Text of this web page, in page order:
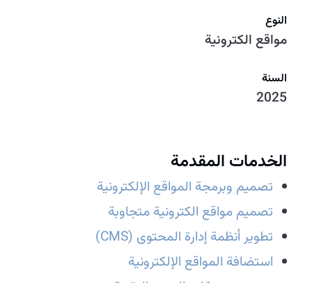
النوع
مواقع الكترونية
السنة
2025
الخدمات المقدمة
تصميم وبرمجة المواقع الإلكترونية
تصميم مواقع الكترونية متجاوبة
تطوير أنظمة إدارة المحتوى (CMS)
استضافة المواقع الإلكترونية